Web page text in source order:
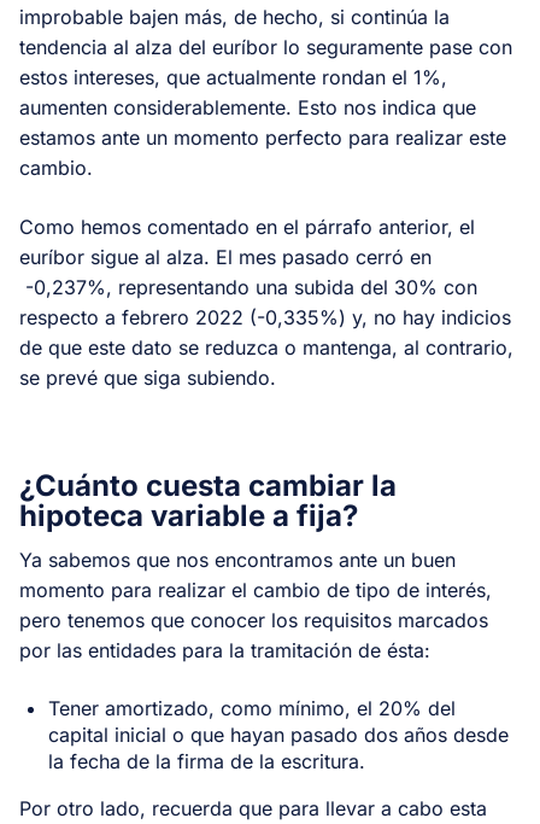
improbable bajen más, de hecho, si continúa la
tendencia al alza del euríbor lo seguramente pase con
estos intereses, que actualmente rondan el 1%,
aumenten considerablemente. Esto nos indica que
estamos ante un momento perfecto para realizar este
cambio.
Como hemos comentado en el párrafo anterior, el
euríbor sigue al alza. El mes pasado cerró en
-0,237%, representando una subida del 30% con
respecto a febrero 2022 (-0,335%) y, no hay indicios
de que este dato se reduzca o mantenga, al contrario,
se prevé que siga subiendo.
¿Cuánto cuesta cambiar la
hipoteca variable a fija?
Ya sabemos que nos encontramos ante un buen
momento para realizar el cambio de tipo de interés,
pero tenemos que conocer los requisitos marcados
por las entidades para la tramitación de ésta:
Tener amortizado, como mínimo, el 20% del
capital inicial o que hayan pasado dos años desde
la fecha de la firma de la escritura.
Por otro lado, recuerda que para llevar a cabo esta